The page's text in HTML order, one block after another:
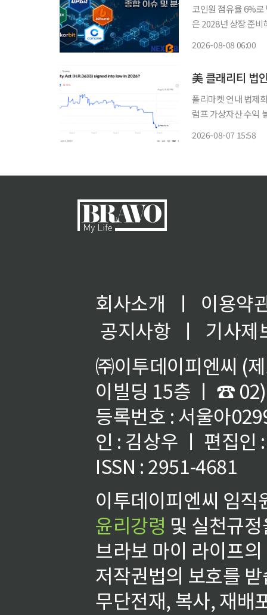
코인원 점유율 6%
은 2028년 상장 준비
2026-08-08 06:00
美 클래리티 법
폴리마켓 연내 법제
럼프 가상자산 수익
2026-08-07 15:58
회사소개 ㅣ
이용약
공지사항
ㅣ
기사제
㈜이투데이피엔씨 (
이빌딩 15층 ㅣ ☎
등록번호 : 서울아
인 : 김상우 ㅣ 편집인
ISSN : 2951-4681
이투데이피엔씨 임
윤리강령 및 실천규
브라보 마이 라이프
저작권법의 보호를
무단전재, 복사, 재배